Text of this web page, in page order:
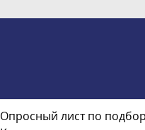
Опросный лист по